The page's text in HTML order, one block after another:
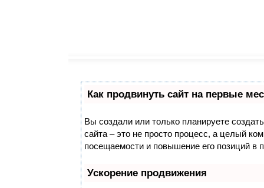
Как продвинуть сайт на первые
Вы создали или только планируете
сайта – это не просто процесс, а целый
посещаемости и повышение его позиций в
Ускорение продвижения